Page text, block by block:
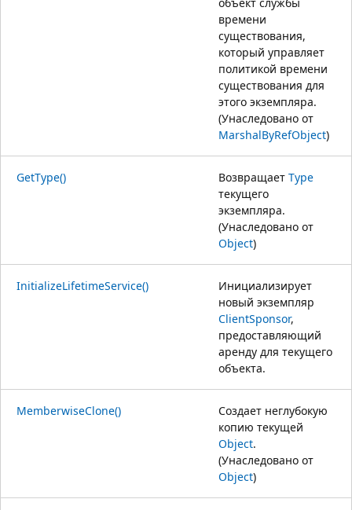
времени
существования,
который управляет
политикой времени
существования для
этого экземпляра.
(Унаследовано от
MarshalByRefObject)
GetType() Возвращает Type
текущего
экземпляра.
(Унаследовано от
Object)
InitializeLifetimeService()
Инициализирует
новый экземпляр
ClientSponsor,
предоставляющий
аренду для текущего
объекта.
MemberwiseClone()
Создает неглубокую
копию текущей
Object.
(Унаследовано от
Object)